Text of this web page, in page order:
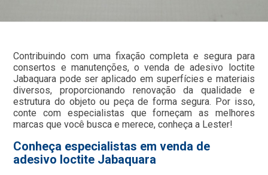
Contribuindo com uma fixação completa e segura para
consertos e manutenções, o venda de adesivo loctite
Jabaquara pode ser aplicado em superfícies e materiais
diversos, proporcionando renovação da qualidade e
estrutura do objeto ou peça de forma segura. Por isso,
conte com especialistas que forneçam as melhores
marcas que você busca e merece, conheça a Lester!
Conheça especialistas em venda de
adesivo loctite Jabaquara